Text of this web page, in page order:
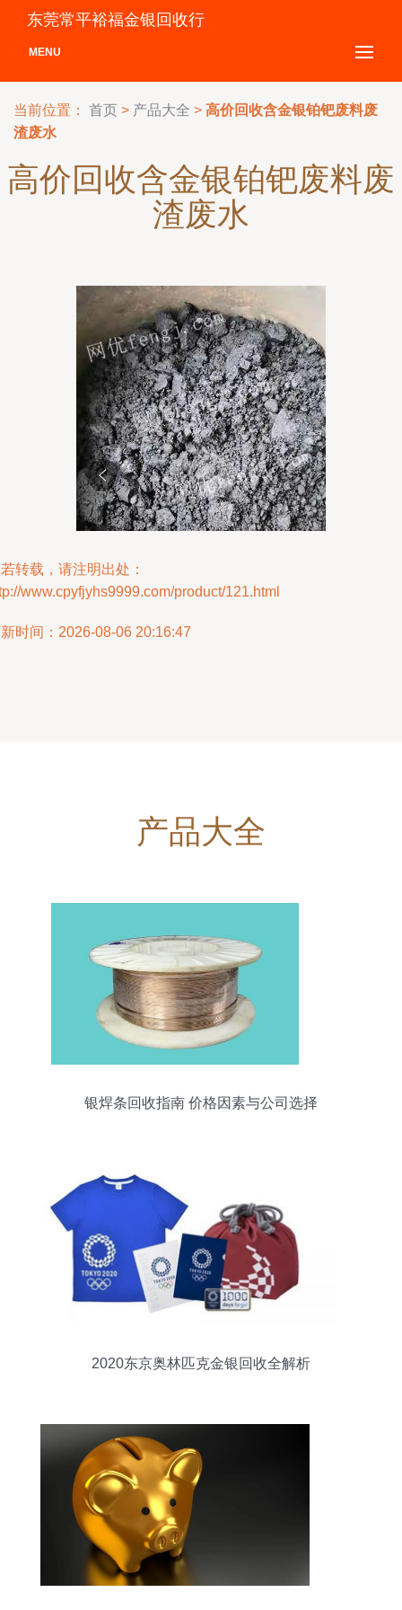
东莞常平裕福金银回收行
MENU
当前位置： 首页 > 产品大全 > 高价回收含金银铂钯废料废
渣废水
高价回收含金银铂钯废料废
渣废水
转载，请注明出处：
www.cpyfjyhs9999.com/product/121.html
时间：2026-08-06 20:16:47
产品大全
银焊条回收指南 价格因素与公司选择
2020东京奥林匹克金银回收全解析